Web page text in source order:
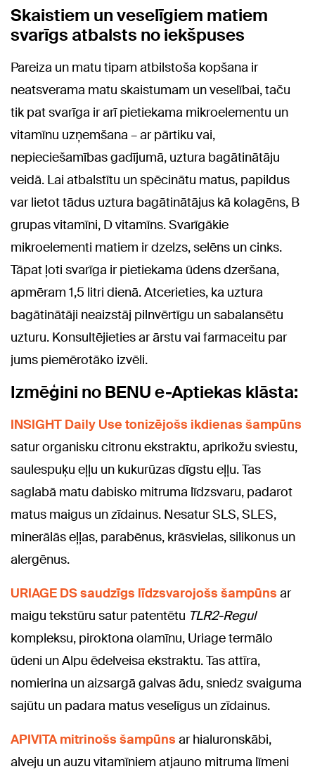
Skaistiem un veselīgiem matiem
svarīgs atbalsts no iekšpuses
Pareiza un matu tipam atbilstoša kopšana ir
neatsverama matu skaistumam un veselībai, taču
tik pat svarīga ir arī pietiekama mikroelementu un
vitamīnu uzņemšana – ar pārtiku vai,
nepieciešamības gadījumā, uztura bagātinātāju
veidā. Lai atbalstītu un spēcinātu matus, papildus
var lietot tādus uztura bagātinātājus kā kolagēns, B
grupas vitamīni, D vitamīns. Svarīgākie
mikroelementi matiem ir dzelzs, selēns un cinks.
Tāpat ļoti svarīga ir pietiekama ūdens dzeršana,
apmēram 1,5 litri dienā. Atcerieties, ka uztura
bagātinātāji neaizstāj pilnvērtīgu un sabalansētu
uzturu. Konsultējieties ar ārstu vai farmaceitu par
jums piemērotāko izvēli.
Izmēģini no BENU e-Aptiekas klāsta:
INSIGHT Daily Use tonizējošs ikdienas šampūns
satur organisku citronu ekstraktu, aprikožu sviestu,
saulespuķu eļļu un kukurūzas dīgstu eļļu. Tas
saglabā matu dabisko mitruma līdzsvaru, padarot
matus maigus un zīdainus. Nesatur SLS, SLES,
minerālās eļļas, parabēnus, krāsvielas, silikonus un
alergēnus.
URIAGE DS saudzīgs līdzsvarojošs šampūns ar
maigu tekstūru satur patentētu TLR2-Regul
kompleksu, piroktona olamīnu, Uriage termālo
ūdeni un Alpu ēdelveisa ekstraktu. Tas attīra,
nomierina un aizsargā galvas ādu, sniedz svaiguma
sajūtu un padara matus veselīgus un zīdainus.
APIVITA mitrinošs šampūns ar hialuronskābi,
alveju un auzu vitamīniem atjauno mitruma līmeni